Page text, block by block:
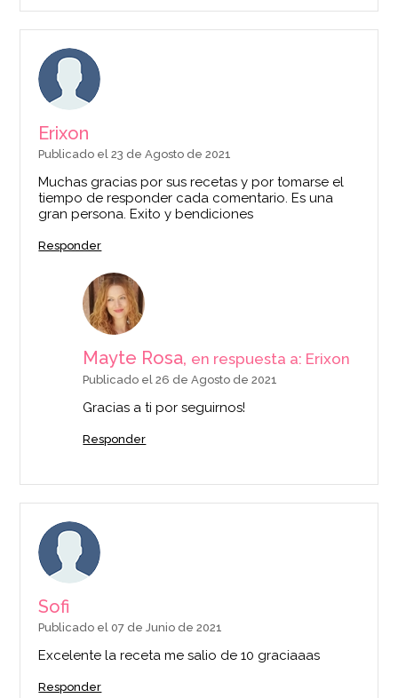
Erixon
Publicado el 23 de Agosto de 2021
Muchas gracias por sus recetas y por tomarse el
tiempo de responder cada comentario. Es una
gran persona. Exito y bendiciones
Responder
Mayte Rosa, en respuesta a: Erixon
Publicado el 26 de Agosto de 2021
Gracias a ti por seguirnos!
Responder
Sofi
Publicado el 07 de Junio de 2021
Excelente la receta me salio de 10 graciaaas
Responder